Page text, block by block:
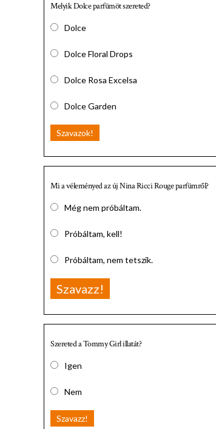
Melyik Dolce parfümöt szereted?
Dolce
Dolce Floral Drops
Dolce Rosa Excelsa
Dolce Garden
Szavazok!
Mi a véleményed az új Nina Ricci Rouge parfümről?
Még nem próbáltam.
Próbáltam, kell!
Próbáltam, nem tetszik.
Szavazz!
Szereted a Tommy Girl illatát?
Igen
Nem
Szavazz!